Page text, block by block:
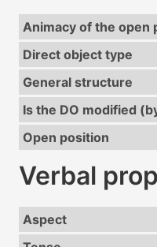
Animacy of the open
Direct object type
General structure
Is the DO modified
Open position
Verbal
Aspect